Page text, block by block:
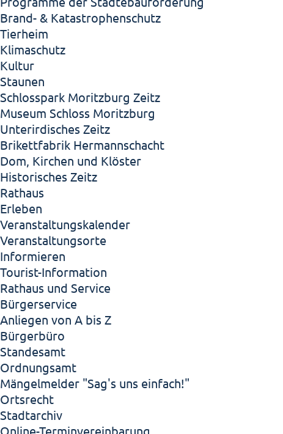
Brand- & Katastrophenschutz
Tierheim
Klimaschutz
Kultur
Staunen
Schlosspark Moritzburg Zeitz
Museum Schloss Moritzburg
Unterirdisches Zeitz
Brikettfabrik Hermannschacht
Dom, Kirchen und Klöster
Historisches Zeitz
Rathaus
Erleben
Veranstaltungskalender
Veranstaltungsorte
Informieren
Tourist-Information
Rathaus und Service
Bürgerservice
Anliegen von A bis Z
Bürgerbüro
Standesamt
Ordnungsamt
Mängelmelder "Sag's uns einfach!"
Ortsrecht
Stadtarchiv
Online-Terminvereinbarung